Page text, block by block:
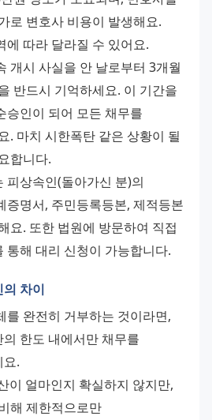
로 변호사 비용이 발생해요.
에 따라 달라질 수 있어요.
개시 사실을 안 날로부터 3개월
반드시 기억하세요. 이 기간을
승인이 되어 모든 채무를
. 마치 시한폭탄 같은 상황이 될
합니다.
피상속인(돌아가신 분)의
증명서, 주민등록등본, 제적등본
요. 또한 법원에 방문하여 직접
통해 대리 신청이 가능합니다.
차이
를 완전히 거부하는 것이라면,
한도 내에서만 채무를
요.
이 얼마인지 확실하지 않지만,
해 제한적으로만